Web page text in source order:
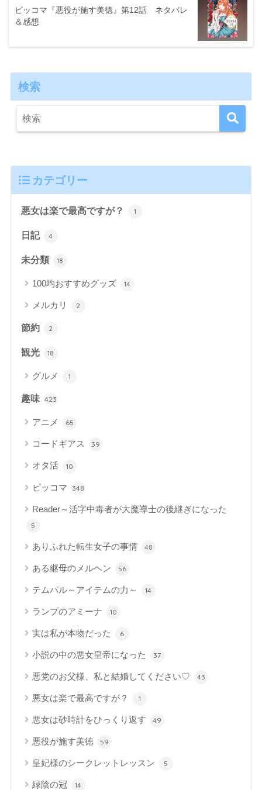
ピッコマ『悪役が施す美徳』第12話 ネタバレ
＆感想
検索
カテゴリー
悪女は楽で最高ですが？ 1
日記 4
未分類 18
100均おすすめグッズ 14
メルカリ 2
節約 2
観光 18
グルメ 1
趣味 423
アニメ 65
コードギアス 39
オタ活 10
ピッコマ 348
Reader～活字中毒者が大魔導士の後継ぎになった
5
ありふれた転生女子の事情 48
ある継母のメルヘン 56
テムパル～アイテムの力～ 14
ランプのアミーナ 10
実は私が本物だった 6
小説の中の悪女皇帝になった 37
悪党のお父様、私と結婚してください♡ 43
悪女は楽で最高ですが？ 1
悪女は砂時計をひっくり返す 49
悪役が施す美徳 59
皇妃様のシークレットレッスン 5
緑陰の冠 14